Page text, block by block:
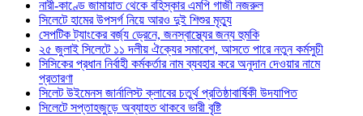
নারী-কাণ্ডে জামায়াত থেকে বহিস্কার এমপি গাজী নজরুল
সিলেটে হামের উপসর্গ নিয়ে আরও দুই শিশুর মৃত্যু
সেপটিক ট্যাংকের বর্জ্য ড্রেনে, জনস্বাস্থ্যের জন্য হুমকি
২৫ জুলাই সিলেটে ১১ দলীয় ঐক্যের সমাবেশ, আসতে পারে নতুন কর্মসুচী
সিসিকের প্রধান নির্বাহী কর্মকর্তার নাম ব্যবহার করে অনুদান দেওয়ার নামে
প্রতারণা
সিলেট উইমেনস জার্নালিস্ট ক্লাবের চতুর্থ প্রতিষ্ঠাবার্ষিকী উদযাপিত
সিলেটে সপ্তাহজুড়ে অব্যাহত থাকবে ভারী বৃষ্টি